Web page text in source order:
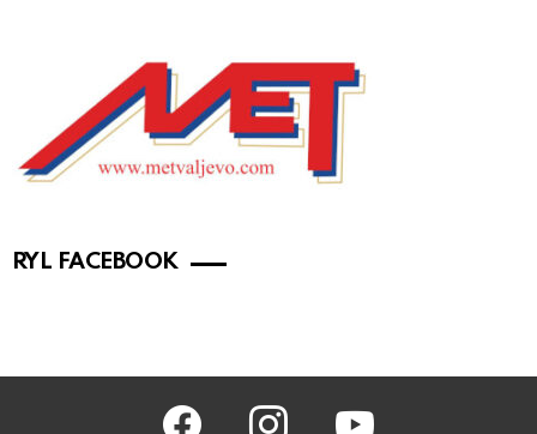
RYL FACEBOOK
facebook instagram youtube